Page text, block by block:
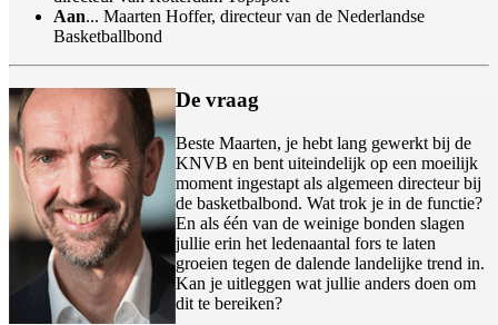
Aan... Maarten Hoffer, directeur van de Nederlandse
Basketballbond
De vraag
Beste Maarten, je hebt lang gewerkt bij de
KNVB en bent uiteindelijk op een moeilijk
moment ingestapt als algemeen directeur bij
de basketbalbond. Wat trok je in de functie?
En als één van de weinige bonden slagen
jullie erin het ledenaantal fors te laten
groeien tegen de dalende landelijke trend in.
Kan je uitleggen wat jullie anders doen om
dit te bereiken?